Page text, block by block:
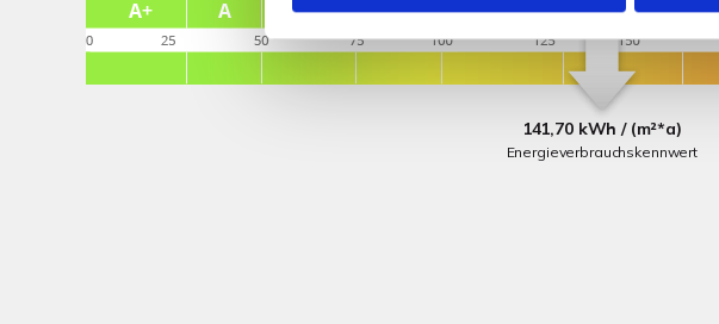
141,70 kWh / (m²*a)
Energieverbrauchskennwert